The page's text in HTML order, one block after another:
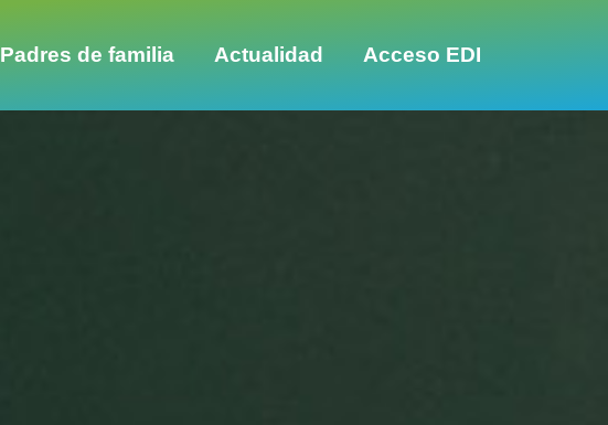
Padres de familia Actualidad Acceso EDI